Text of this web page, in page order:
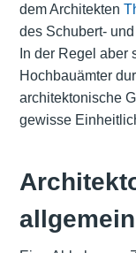
dem Architekten
des Schubert-
In der Regel aber
Hochbauämter
architektonische
gewisse
allgemein